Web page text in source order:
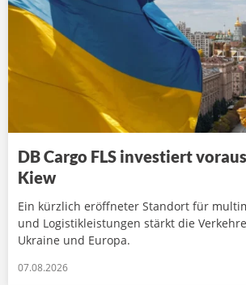
DB Cargo FLS investiert
Kiew
Ein kürzlich eröffneter Standort für
und Logistikleistungen stärkt die
Ukraine und Europa.
07.08.2026